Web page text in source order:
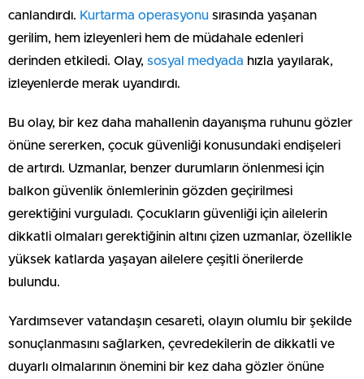
canlandırdı. Kurtarma operasyonu sırasında yaşanan
gerilim, hem izleyenleri hem de müdahale edenleri
derinden etkiledi. Olay, sosyal medyada hızla yayılarak,
izleyenlerde merak uyandırdı.
Bu olay, bir kez daha mahallenin dayanışma ruhunu gözler
önüne sererken, çocuk güvenliği konusundaki endişeleri
de artırdı. Uzmanlar, benzer durumların önlenmesi için
balkon güvenlik önlemlerinin gözden geçirilmesi
gerektiğini vurguladı. Çocukların güvenliği için ailelerin
dikkatli olmaları gerektiğinin altını çizen uzmanlar, özellikle
yüksek katlarda yaşayan ailelere çeşitli önerilerde
bulundu.
Yardımsever vatandaşın cesareti, olayın olumlu bir şekilde
sonuçlanmasını sağlarken, çevredekilerin de dikkatli ve
duyarlı olmalarının önemini bir kez daha gözler önüne